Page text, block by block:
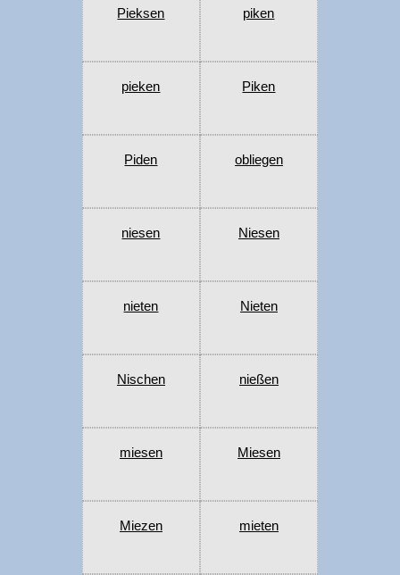
Pieksen piken
pieken Piken
Piden obliegen
niesen Niesen
nieten Nieten
Nischen nießen
miesen Miesen
Miezen mieten